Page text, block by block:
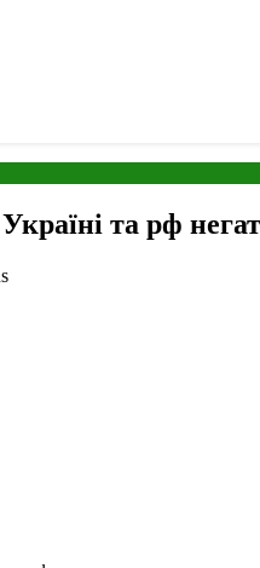
та рф